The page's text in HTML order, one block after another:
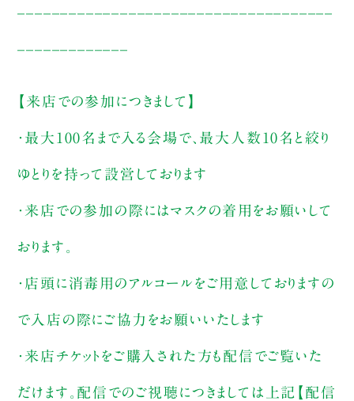
【来店での参加につきまして】
・最大100名まで入る会場で、最大人数10名と絞り
ゆとりを持って設営しております
・来店での参加の際にはマスクの着用をお願いして
おります。
・店頭に消毒用のアルコールをご用意しておりますの
で入店の際にご協力をお願いいたします
・来店チケットをご購入された方も配信でご覧いた
だけます。配信でのご視聴につきましては上記【配信